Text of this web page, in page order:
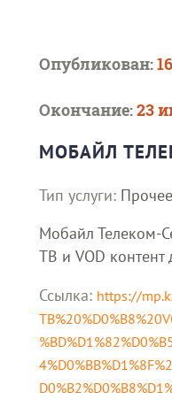
Опубликован:
Окончание:23
МОБАЙЛ
Тип услуги: Прочее
Мобайл Телеком-
TB и VOD контент
Ссылка: https://